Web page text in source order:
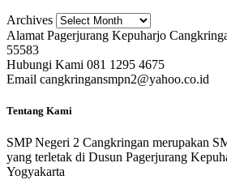
Archives
Alamat Pagerjurang Kepuharjo
55583
Hubungi Kami 081 1295 4675
Email cangkringansmpn2@yahoo.co.id
Tentang Kami
SMP Negeri 2 Cangkringan merupakan
yang terletak di Dusun Pagerjurang
Yogyakarta